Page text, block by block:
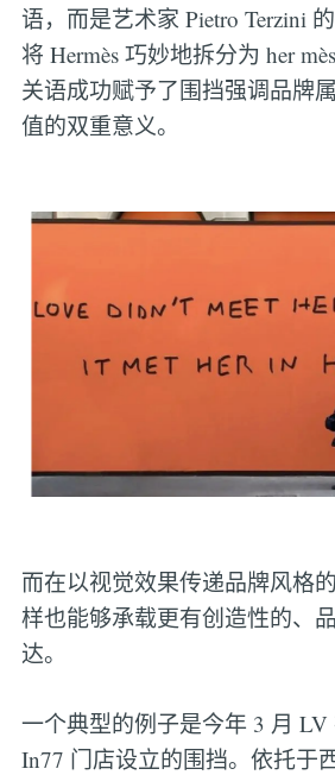
语，而是艺术家 Pietro Terzini
将 Hermès 巧妙地拆分为 her
关语成功赋予了围挡强调品牌
值的双重意义。
而在以视觉效果传递品牌风格
样也能够承载更有创造性的、
达。
一个典型的例子是今年 3 月
In77 门店设立的围挡。依托于